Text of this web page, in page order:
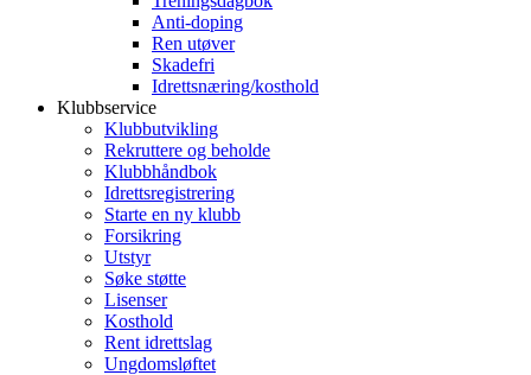
Anti-doping
Ren utøver
Skadefri
Idrettsnæring/kosthold
Klubbservice
Klubbutvikling
Rekruttere og beholde
Klubbhåndbok
Idrettsregistrering
Starte en ny klubb
Forsikring
Utstyr
Søke støtte
Lisenser
Kosthold
Rent idrettslag
Ungdomsløftet